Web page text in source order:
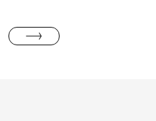
KONKURS NA PROJEKT